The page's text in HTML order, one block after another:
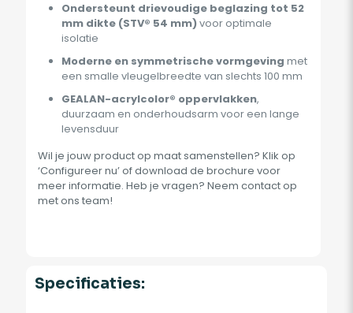
Ondersteunt drievoudige beglazing tot 52
mm dikte (STV® 54 mm)voor optimale
isolatie
Moderne en symmetrische vormgeving met
een smalle vleugelbreedte van slechts 100 mm
GEALAN-acrylcolor® oppervlakken,
duurzaam en onderhoudsarm voor een lange
levensduur
Wil je jouw product op maat samenstellen? Klik op
‘Configureer nu’ of download de brochure voor
meer informatie. Heb je vragen? Neem contact op
met ons team!
Specificaties: